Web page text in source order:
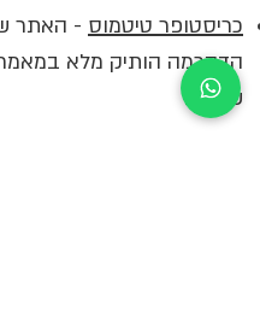
כריסטופר טיטמוס - האתר
הדהרמה הותיק מלא
שכתב.